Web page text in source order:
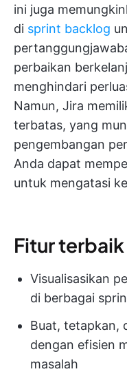
ini juga
di sprint backlog
perbaikan
menghindari
Namun, Jira
terbatas, yang
pengembangan
Anda dapat
untuk mengatasi
Fitur terbaik
Visualisasikan
di berbagai
Buat, tetapkan,
dengan efisien
masalah